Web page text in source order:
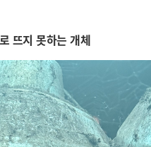
뜨지 못하는 개체